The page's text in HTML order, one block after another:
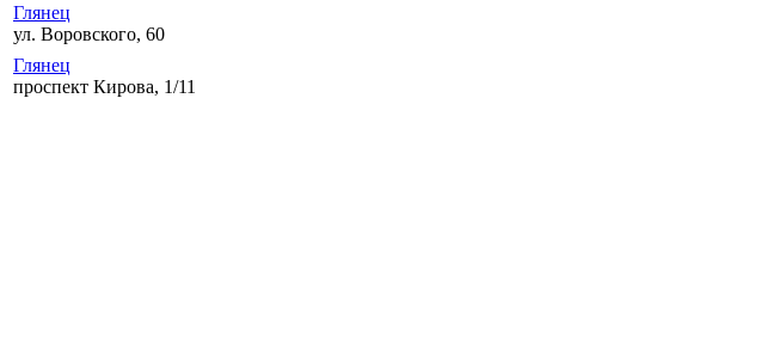
Глянец
ул. Воровского, 60
Глянец
проспект Кирова, 1/11